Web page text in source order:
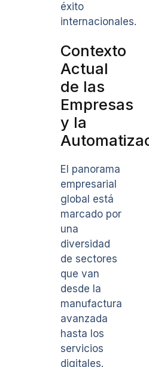
éxito
internacionales.
Contexto
Actual
de las
Empresas
y la
El panorama
empresarial
global está
marcado por
una
diversidad
de sectores
que van
desde la
manufactura
avanzada
hasta los
servicios
digitales.